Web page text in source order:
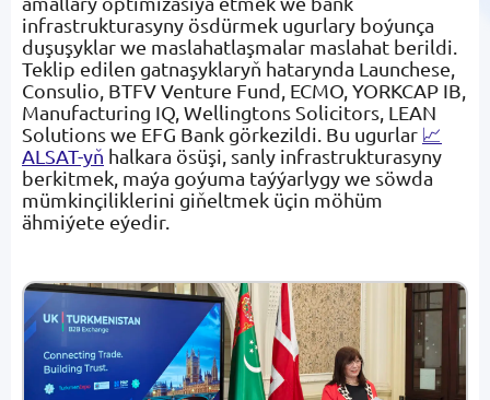
infrastrukturasyny ösdürmek ugurlary boýunça
duşuşyklar we maslahatlaşmalar maslahat berildi.
Teklip edilen gatnaşyklaryň hatarynda Launchese,
Consulio, BTFV Venture Fund, ECMO, YORKCAP IB,
Manufacturing IQ, Wellingtons Solicitors, LEAN
Solutions we EFG Bank görkezildi. Bu ugurlar 📈
ALSAT-yň halkara ösüşi, sanly infrastrukturasyny
berkitmek, maýa goýuma taýýarlygy we söwda
mümkinçiliklerini giňeltmek üçin möhüm
ähmiýete eýedir.